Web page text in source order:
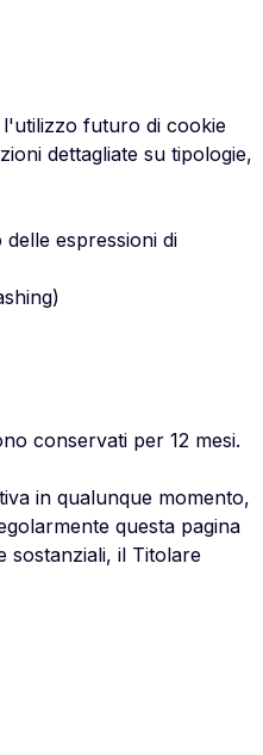
l'utilizzo futuro di cookie
dettagliate su tipologie,
espressioni di
conservati per 12 mesi.
in qualunque momento,
questa pagina
sostanziali, il Titolare